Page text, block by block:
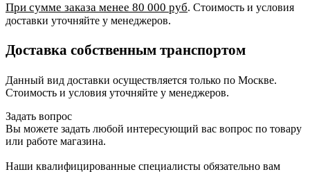
При сумме заказа менее 80 000 руб. Стоимость и условия
доставки уточняйте у менеджеров.
Доставка собственным транспортом
Данный вид доставки осуществляется только по Москве.
Стоимость и условия уточняйте у менеджеров.
Задать вопрос
Вы можете задать любой интересующий вас вопрос по товару
или работе магазина.
Наши квалифицированные специалисты обязательно вам